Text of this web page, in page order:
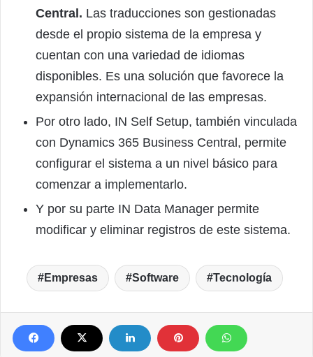
Central. Las traducciones son gestionadas
desde el propio sistema de la empresa y
cuentan con una variedad de idiomas
disponibles. Es una solución que favorece la
expansión internacional de las empresas.
Por otro lado, IN Self Setup, también vinculada
con Dynamics 365 Business Central, permite
configurar el sistema a un nivel básico para
comenzar a implementarlo.
Y por su parte IN Data Manager permite
modificar y eliminar registros de este sistema.
Empresas Software Tecnología